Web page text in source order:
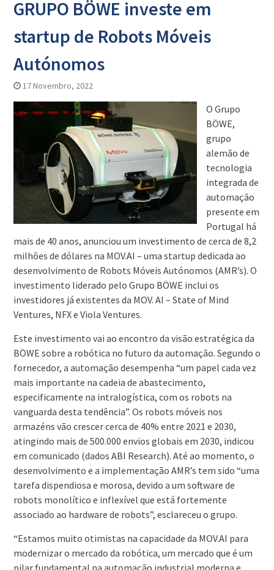
GRUPO BÖWE investe em
startup de Robots Móveis
Autónomos
17 Novembro, 2022
O Grupo
BÖWE,
grupo
alemão de
tecnologia
integrada de
automação
presente em
Portugal há
mais de 40 anos, anunciou um investimento de cerca de 8,2
milhões de dólares na MOV.AI – uma startup dedicada ao
desenvolvimento de Robots Móveis Autónomos (AMR’s). O
investimento liderado pelo Grupo BÖWE inclui os
investidores já existentes da MOV. AI – State of Mind
Ventures, NFX e Viola Ventures.
Este investimento vai ao encontro da visão estratégica da
BÖWE sobre a robótica no futuro da automação. Segundo o
fornecedor, a automação desempenha “um papel cada vez
mais importante na cadeia de abastecimento,
especificamente na intralogística, com os robots na
vanguarda desta tendência”. Os robots móveis nos
armazéns vão crescer cerca de 40% entre 2021 e 2030,
atingindo mais de 500.000 envios globais em 2030, indicou
em comunicado (dados ABI Research). Até ao momento, o
desenvolvimento e a implementação AMR’s tem sido “uma
tarefa dispendiosa e morosa, devido a um software de
robots monolítico e inflexível que está fortemente
associado ao hardware de robots”, esclareceu o grupo.
“Estamos muito otimistas na capacidade da MOV.AI para
modernizar o mercado da robótica, um mercado que é um